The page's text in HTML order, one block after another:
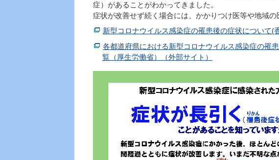
症）があることがわかってきました。
症状が改善せず続く場合には、かかりつけ医等や地域の
新型コロナウイルス感染症の罹患後の症状について(
各都道府県における新型コロナウイルス感染症の罹
覧（厚生労働省）（外部サイト）